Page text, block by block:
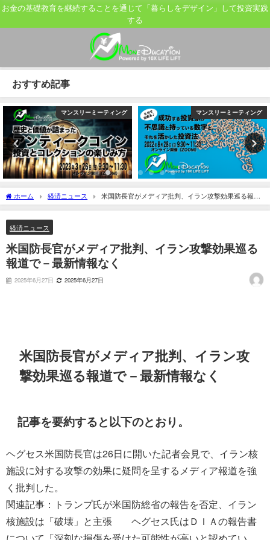
お金の基礎教育を継続することを通じて「暮らしをデザイン」して投資実践
する
おすすめ記事
マンスリーミーティング マンスリーミーティング
ホーム 経済ニュース
米国防長官がメディア批判、イラン攻撃効果巡る報道
で－最新情報なく
経済ニュース
米国防長官がメディア批判、イラン攻撃効果巡る
報道で－最新情報なく
2025年6月27日 2025年6月27日
米国防長官がメディア批判、イラン攻
撃効果巡る報道で－最新情報なく
記事を要約すると以下のとおり。
ヘグセス米国防長官は26日に開いた記者会見で、イラン核
施設に対する攻撃の効果に疑問を呈するメディア報道を強
く批判した。
関連記事：トランプ氏が米国防総省の報告を否定、イラン
核施設は「破壊」と主張 ヘグセス氏はＤＩＡの報告書